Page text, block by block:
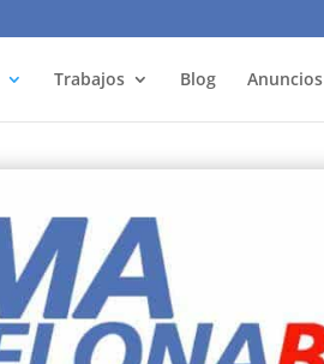
Trabajos Blog Anuncios